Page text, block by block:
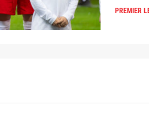
PREMIER